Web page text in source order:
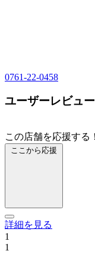
0761-22-0458
ユーザーレビュー
この店舗を応援する！
ここから応援
詳細を見る
1
1